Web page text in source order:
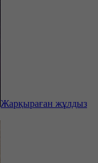
Жарқыраған жұлдыз